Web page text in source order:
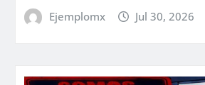
Ejemplomx Jul 30, 2026